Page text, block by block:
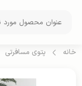
خانه پتوی مسافرتی